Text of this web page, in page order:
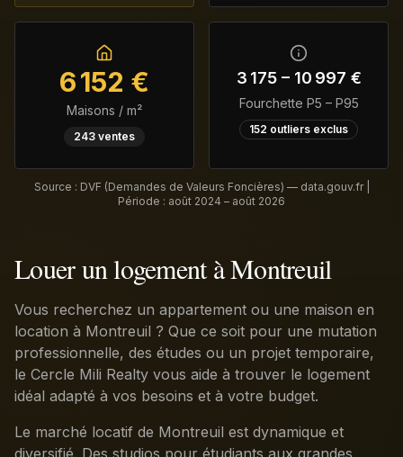
6 152 €
Maisons / m²
243 ventes
3 175– 10 997 €
Fourchette P5 – P95
152 outliers exclus
Source : DVF (Demandes de Valeurs Foncières) — data.gouv.fr |
Période : août 2024 – août 2026
Louer un logement à Montreuil
Vous recherchez un appartement ou une maison en
location à Montreuil ? Que ce soit pour une mutation
professionnelle, des études ou un projet temporaire,
le Cercle Mili Realty vous aide à trouver le logement
idéal adapté à vos besoins et à votre budget.
Le marché locatif de Montreuil est dynamique et
diversifié. Des studios pour étudiants aux grandes